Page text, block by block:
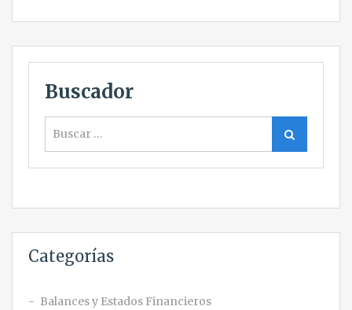
Buscador
Buscar
Categorías
Balances y Estados Financieros